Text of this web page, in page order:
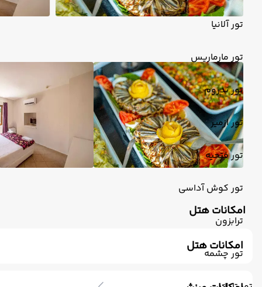
تور آلانیا
تور مارماریس
تور بدروم
تور ازمیر
تور فتحیه
تور کوش آداسی
ترابزون
تور چشمه
امکانات هتل
امکانات هتل
کافی شاپ فضای باز
پزشک